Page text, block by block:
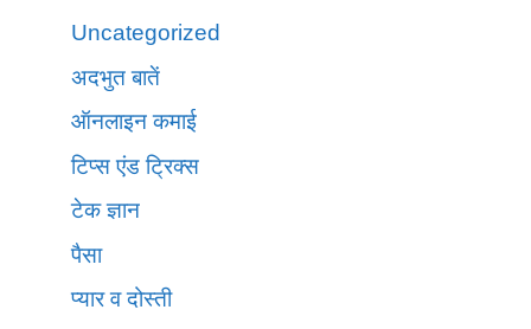
Uncategorized
अदभुत बातें
ऑनलाइन कमाई
टिप्स एंड ट्रिक्स
टेक ज्ञान
पैसा
प्यार व दोस्ती